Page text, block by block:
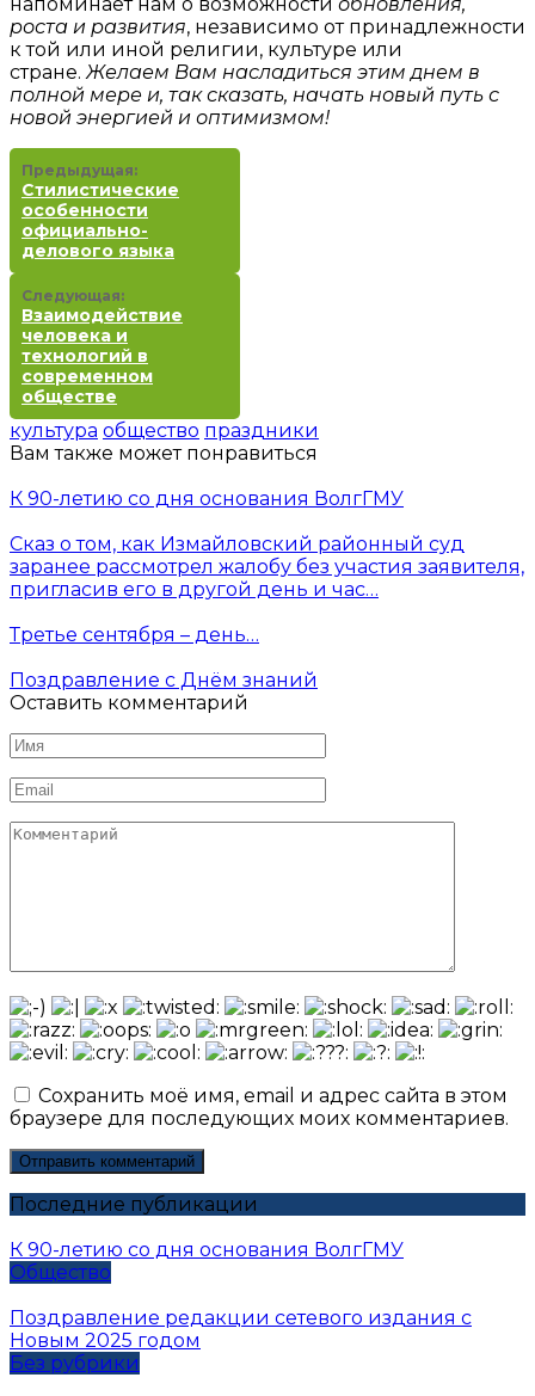
напоминает нам о возможности обновления,
роста и развития, независимо от принадлежности
к той или иной религии, культуре или
стране.Желаем Вам насладиться этим днем в
полной мере и, так сказать, начать новый путь с
новой энергией и оптимизмом!
Предыдущая:
Стилистические
особенности
официально-
делового языка
Следующая:
Взаимодействие
человека и
технологий в
современном
обществе
культура общество праздники
Вам также может понравиться
К 90-летию со дня основания ВолгГМУ
Сказ о том, как Измайловский районный суд
заранее рассмотрел жалобу без участия заявителя,
пригласив его в другой день и час…
Третье сентября – день…
Поздравление с Днём знаний
Оставить комментарий
Имя
Email
Комментарий
Сохранить моё имя, email и адрес сайта в этом
браузере для последующих моих комментариев.
Последние публикации
К 90-летию со дня основания ВолгГМУ
Общество
Поздравление редакции сетевого издания с
Новым 2025 годом
Без рубрики